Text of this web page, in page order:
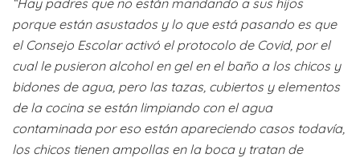
porque están asustados y lo que está pasando es que
el Consejo Escolar activó el protocolo de Covid, por el
cual le pusieron alcohol en gel en el baño a los chicos y
bidones de agua, pero las tazas, cubiertos y elementos
de la cocina se están limpiando con el agua
contaminada por eso están apareciendo casos todavía,
los chicos tienen ampollas en la boca y tratan de